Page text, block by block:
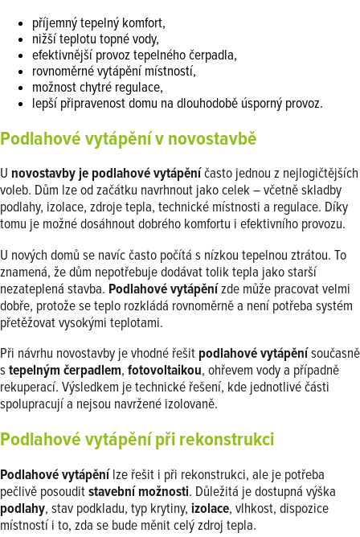
příjemný tepelný komfort,
nižší teplotu topné vody,
efektivnější provoz tepelného čerpadla,
rovnoměrné vytápění místností,
možnost chytré regulace,
lepší připravenost domu na dlouhodobě úsporný provoz.
Podlahové vytápění v novostavbě
U novostavby je podlahové vytápěníčasto jednou z nejlogičtějších
voleb. Dům lze od začátku navrhnout jako celek – včetně skladby
podlahy, izolace, zdroje tepla, technické místnosti a regulace. Díky
tomu je možné dosáhnout dobrého komfortu i efektivního provozu.
U nových domů se navíc často počítá s nízkou tepelnou ztrátou. To
znamená, že dům nepotřebuje dodávat tolik tepla jako starší
nezateplená stavba. Podlahové vytápěnízde může pracovat velmi
dobře, protože se teplo rozkládá rovnoměrně a není potřeba systém
přetěžovat vysokými teplotami.
Při návrhu novostavby je vhodné řešit podlahové vytápěnísoučasně
s tepelným čerpadlem, fotovoltaikou, ohřevem vody a případně
rekuperací. Výsledkem je technické řešení, kde jednotlivé části
spolupracují a nejsou navržené izolovaně.
Podlahové vytápění při rekonstrukci
Podlahové vytápěnílze řešit i při rekonstrukci, ale je potřeba
pečlivě posouditstavební možnosti. Důležitá je dostupná výška
podlahy, stav podkladu, typ krytiny, izolace, vlhkost, dispozice
místností i to, zda se bude měnit celý zdroj tepla.